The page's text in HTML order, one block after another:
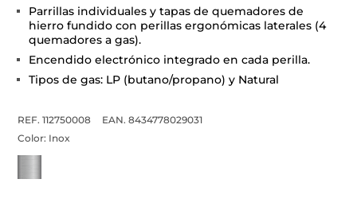
Parrillas individuales y tapas de quemadores de
hierro fundido con perillas ergonómicas laterales (4
quemadores a gas).
Encendido electrónico integrado en cada perilla.
Tipos de gas: LP (butano/propano) y Natural
REF. 112750008
EAN. 8434778029031
Color: Inox